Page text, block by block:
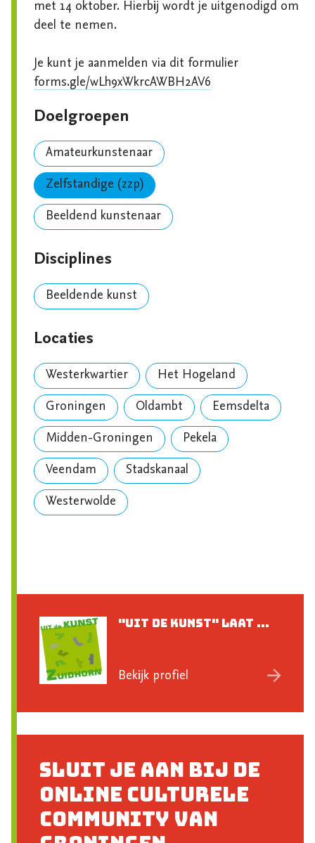
met 14 oktober. Hierbij wordt je uitgenodigd om
deel te nemen.
forms.gle/wLh9xWkrcAWBH2AV6
Doelgroepen
Amateurkunstenaar
Zelfstandige (zzp)
Beeldend kunstenaar
Disciplines
Beeldende kunst
Locaties
Westerkwartier Het Hogeland
Groningen Oldambt Eemsdelta
Midden-Groningen Pekela
Veendam Stadskanaal
Westerwolde
"Uit de Kunst" laat ...
Bekijk profiel
Sluit je aan bij de
online culturele
community van